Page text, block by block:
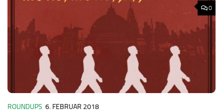
0
ROUNDUPS 6. FEBRUAR 2018